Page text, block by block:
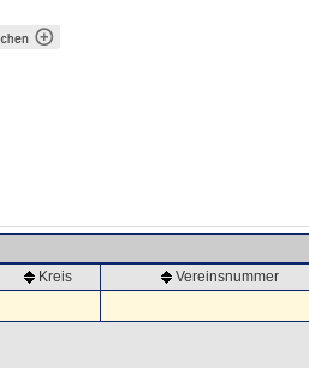
Kreis Vereinsnummer